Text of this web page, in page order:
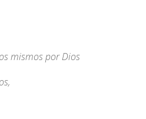
mismos por Dios